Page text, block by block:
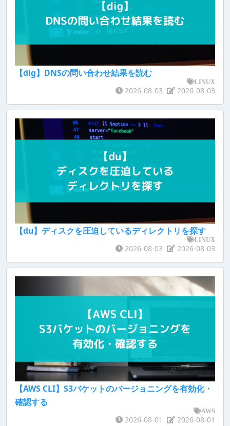
【dig】DNSの問い合わせ結果を読む
LINUX
2026-08-03 2026-08-03
【du】ディスクを圧迫しているディレクトリを探す
LINUX
2026-08-03 2026-08-03
【AWS CLI】S3バケットのバージョニングを有効化・
確認する
AWS
2026-08-01 2026-08-01